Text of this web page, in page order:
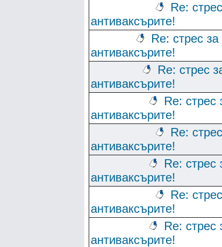
Re:
антиваксърите!
Re: стрес за
антиваксърите!
Re: стрес
антиваксърите!
Re: стрес
антиваксърите!
Re:
антиваксърите!
Re: стрес
антиваксърите!
Re:
антиваксърите!
Re: стрес
антиваксърите!